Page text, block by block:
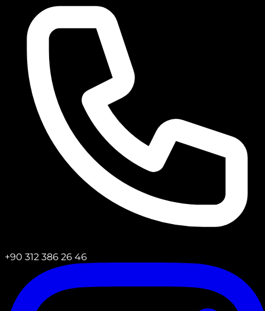
+90 312 386 26 46